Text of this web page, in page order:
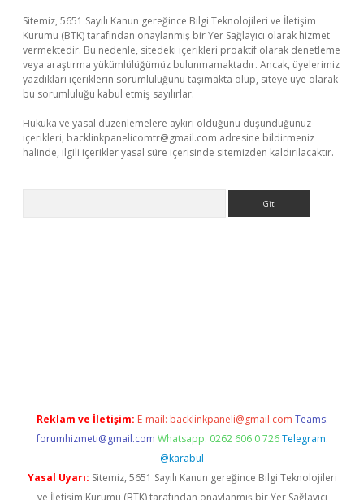
Sitemiz, 5651 Sayılı Kanun gereğince Bilgi Teknolojileri ve İletişim
Kurumu (BTK) tarafından onaylanmış bir Yer Sağlayıcı olarak hizmet
vermektedir. Bu nedenle, sitedeki içerikleri proaktif olarak denetleme
veya araştırma yükümlülüğümüz bulunmamaktadır. Ancak, üyelerimiz
yazdıkları içeriklerin sorumluluğunu taşımakta olup, siteye üye olarak
bu sorumluluğu kabul etmiş sayılırlar.
Hukuka ve yasal düzenlemelere aykırı olduğunu düşündüğünüz
içerikleri, backlinkpanelicomtr@gmail.com adresine bildirmeniz
halinde, ilgili içerikler yasal süre içerisinde sitemizden kaldırılacaktır.
Reklam ve İletişim: E-mail: backlinkpaneli@gmail.com Teams:
forumhizmeti@gmail.com Whatsapp: 0262 606 0 726 Telegram:
@karabul
Yasal Uyarı: Sitemiz, 5651 Sayılı Kanun gereğince Bilgi Teknolojileri
ve İletişim Kurumu (BTK) tarafından onaylanmış bir Yer Sağlayıcı